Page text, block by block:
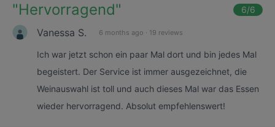
"Hervorragend" 6/6
Vanessa S. 6 months ago · 19 reviews
Ich war jetzt schon ein paar Mal dort und bin jedes Mal
begeistert. Der Service ist immer ausgezeichnet, die
Weinauswahl ist toll und auch dieses Mal war das Essen
wieder hervorragend. Absolut empfehlenswert!